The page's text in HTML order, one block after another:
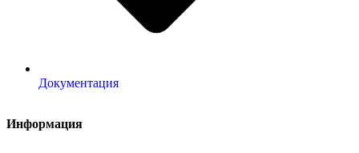
Документация
Информация